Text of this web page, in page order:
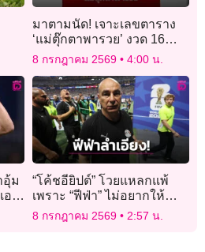
มาตามนัด! เจาะเลขตาราง
‘แม่ตุ๊กตาพารวย’ งวด 16
ก.ค. 69 คอหวยแห่ซูมเลข
ชอบ-ตัวเลข 9 ช่อง”
8 กรกฎาคม 2569 4:00 น.
อุ้ม
อา
“โค้ชอียิปต์” โวยแหลกแพ้
เพราะ “ฟีฟ่า” ไม่อยากให้
“เมสซี” ตกรอบ
8 กรกฎาคม 2569 2:57 น.